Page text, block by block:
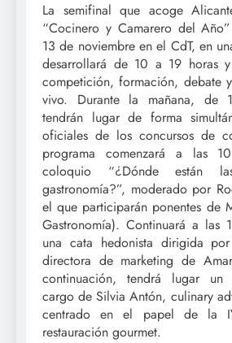
La semifinal que acoge
“Cocinero y Camarero del
13 de noviembre en el CdT, en
desarrollará de 10 a 19 horas
competición, formación, debate
vivo. Durante la mañana, de
tendrán lugar de forma
oficiales de los concursos de
programa comenzará a las
coloquio “¿Dónde están
gastronomía?”, moderado por
el que participarán ponentes de
Gastronomía). Continuará a las
una cata hedonista dirigida
directora de marketing de
continuación, tendrá lugar un
cargo de Silvia Antón, culinary
centrado en el papel de la
restauración gourmet.